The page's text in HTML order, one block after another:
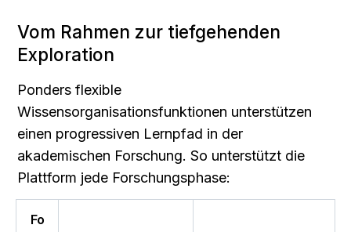
Vom Rahmen zur tiefgehenden
Exploration
Ponders flexible
Wissensorganisationsfunktionen unterstützen
einen progressiven Lernpfad in der
akademischen Forschung. So unterstützt die
Plattform jede Forschungsphase:
Fo